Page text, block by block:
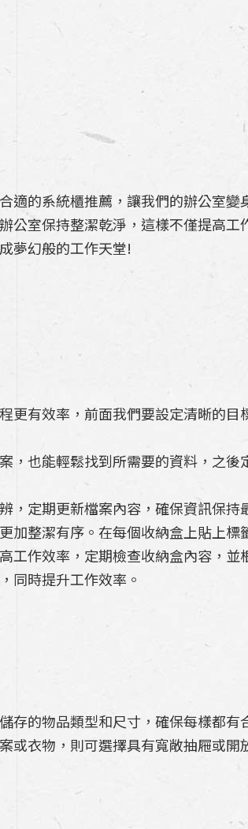
適的系統櫃推薦，讓我們的辦公室變
公室保持整潔乾淨，這樣不僅提高工
夢幻般的工作天堂!
更有效率，前面我們要設定清晰的目
，也能輕鬆找到所需要的資料，之後
，定期更新檔案內容，確保資訊保持
加整潔有序。在每個收納盒上貼上標
工作效率，定期檢查收納盒內容，並
同時提升工作效率。
存的物品類型和尺寸，確保每樣都有
或衣物，則可選擇具有寬敞抽屜或開